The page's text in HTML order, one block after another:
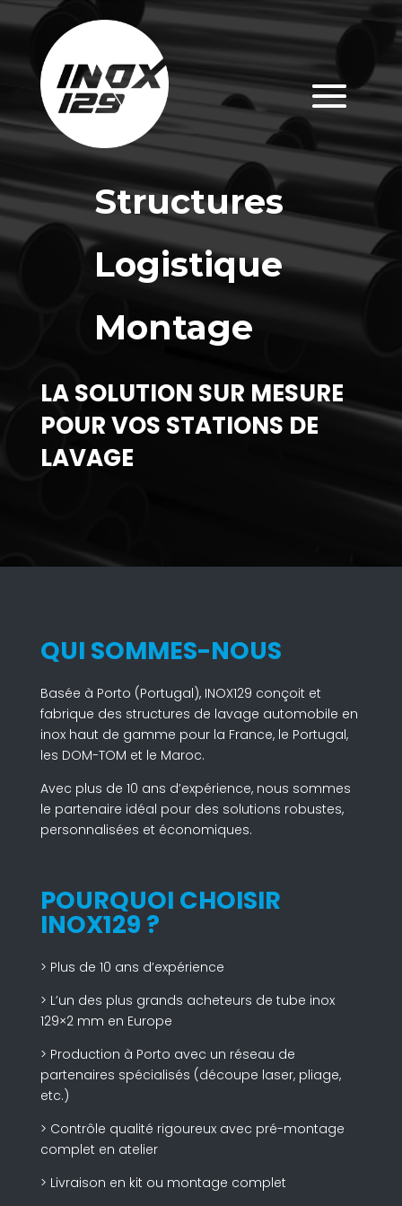
Structures
Logistique
Montage
LA SOLUTION SUR MESURE
POUR VOS STATIONS DE
LAVAGE
QUI SOMMES-NOUS
Basée à Porto (Portugal), INOX129 conçoit et
fabrique des structures de lavage automobile en
inox haut de gamme pour la France, le Portugal,
les DOM-TOM et le Maroc.
Avec plus de 10 ans d’expérience, nous sommes
le partenaire idéal pour des solutions robustes,
personnalisées et économiques.
POURQUOI CHOISIR
INOX129 ?
> Plus de 10 ans d’expérience
> L’un des plus grands acheteurs de tube inox
129×2 mm en Europe
> Production à Porto avec un réseau de
partenaires spécialisés (découpe laser, pliage,
etc.)
> Contrôle qualité rigoureux avec pré-montage
complet en atelier
> Livraison en kit ou montage complet